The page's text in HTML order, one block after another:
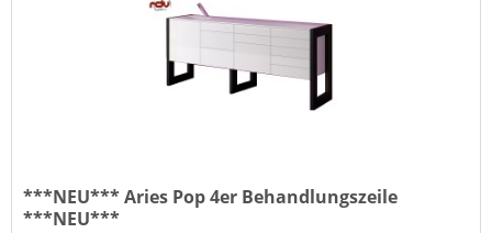
***NEU*** Aries Pop 4er Behandlungszeile
***NEU***